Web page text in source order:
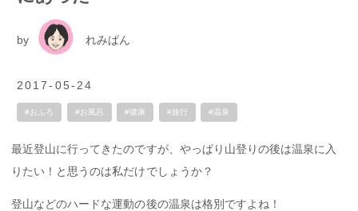
by れみぱん
2017-05-24
#おふろ #お風呂 #健康 #旅行 #温泉
最近登山に行ってきたのですが、やっぱり山登りの後は温泉に入
りたい！と思うのは私だけでしょうか？
登山などのハードな運動の後の温泉は格別ですよね！